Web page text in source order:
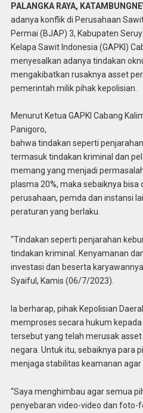
PALANGKA RAYA,
adanya konflik di Perusahaan
Permai (BJAP) 3, Kabupaten
Kelapa Sawit Indonesia (GAPKI)
menyesalkan adanya tindakan
mengakibatkan rusaknya asset
pemerintah milik pihak kepolisian.
Menurut Ketua GAPKI Cabang
Panigoro,
bahwa tindakan seperti
termasuk tindakan kriminal dan
memang yang menjadi
plasma 20%, maka sebaiknya bisa
perusahaan, pemda dan instansi
peraturan yang berlaku.
“Tindakan seperti penjarahan
tindakan kriminal. Kenyamanan
investasi dan beserta
Syaiful, Kamis (06/7/2023).
Ia berharap, pihak Kepolisian
memproses secara hukum
tersebut yang telah merusak
negara. Untuk itu, sebaiknya para
menjaga stabilitas keamanan agar
“Saya menghimbau agar semua
penyebaran video-video dan foto-